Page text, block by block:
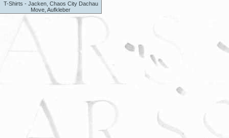
T-Shirts - Jacken, Chaos City Dachau
Move, Aufkleber